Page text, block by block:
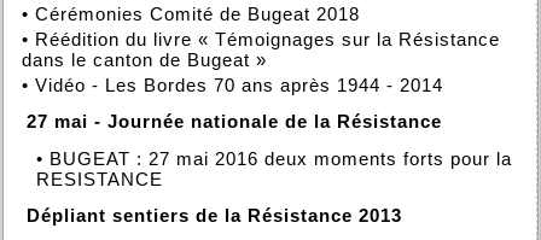
• Cérémonies Comité de Bugeat 2018
• Réédition du livre « Témoignages sur la Résistance
dans le canton de Bugeat »
• Vidéo - Les Bordes 70 ans après 1944 - 2014
27 mai - Journée nationale de la Résistance
• BUGEAT : 27 mai 2016 deux moments forts pour la
RESISTANCE
Dépliant sentiers de la Résistance 2013